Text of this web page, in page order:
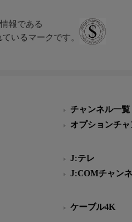
報である
いるマークです。
チャンネル一覧
オプションチ
J:テレ
J:COMチャン
ケーブル4K